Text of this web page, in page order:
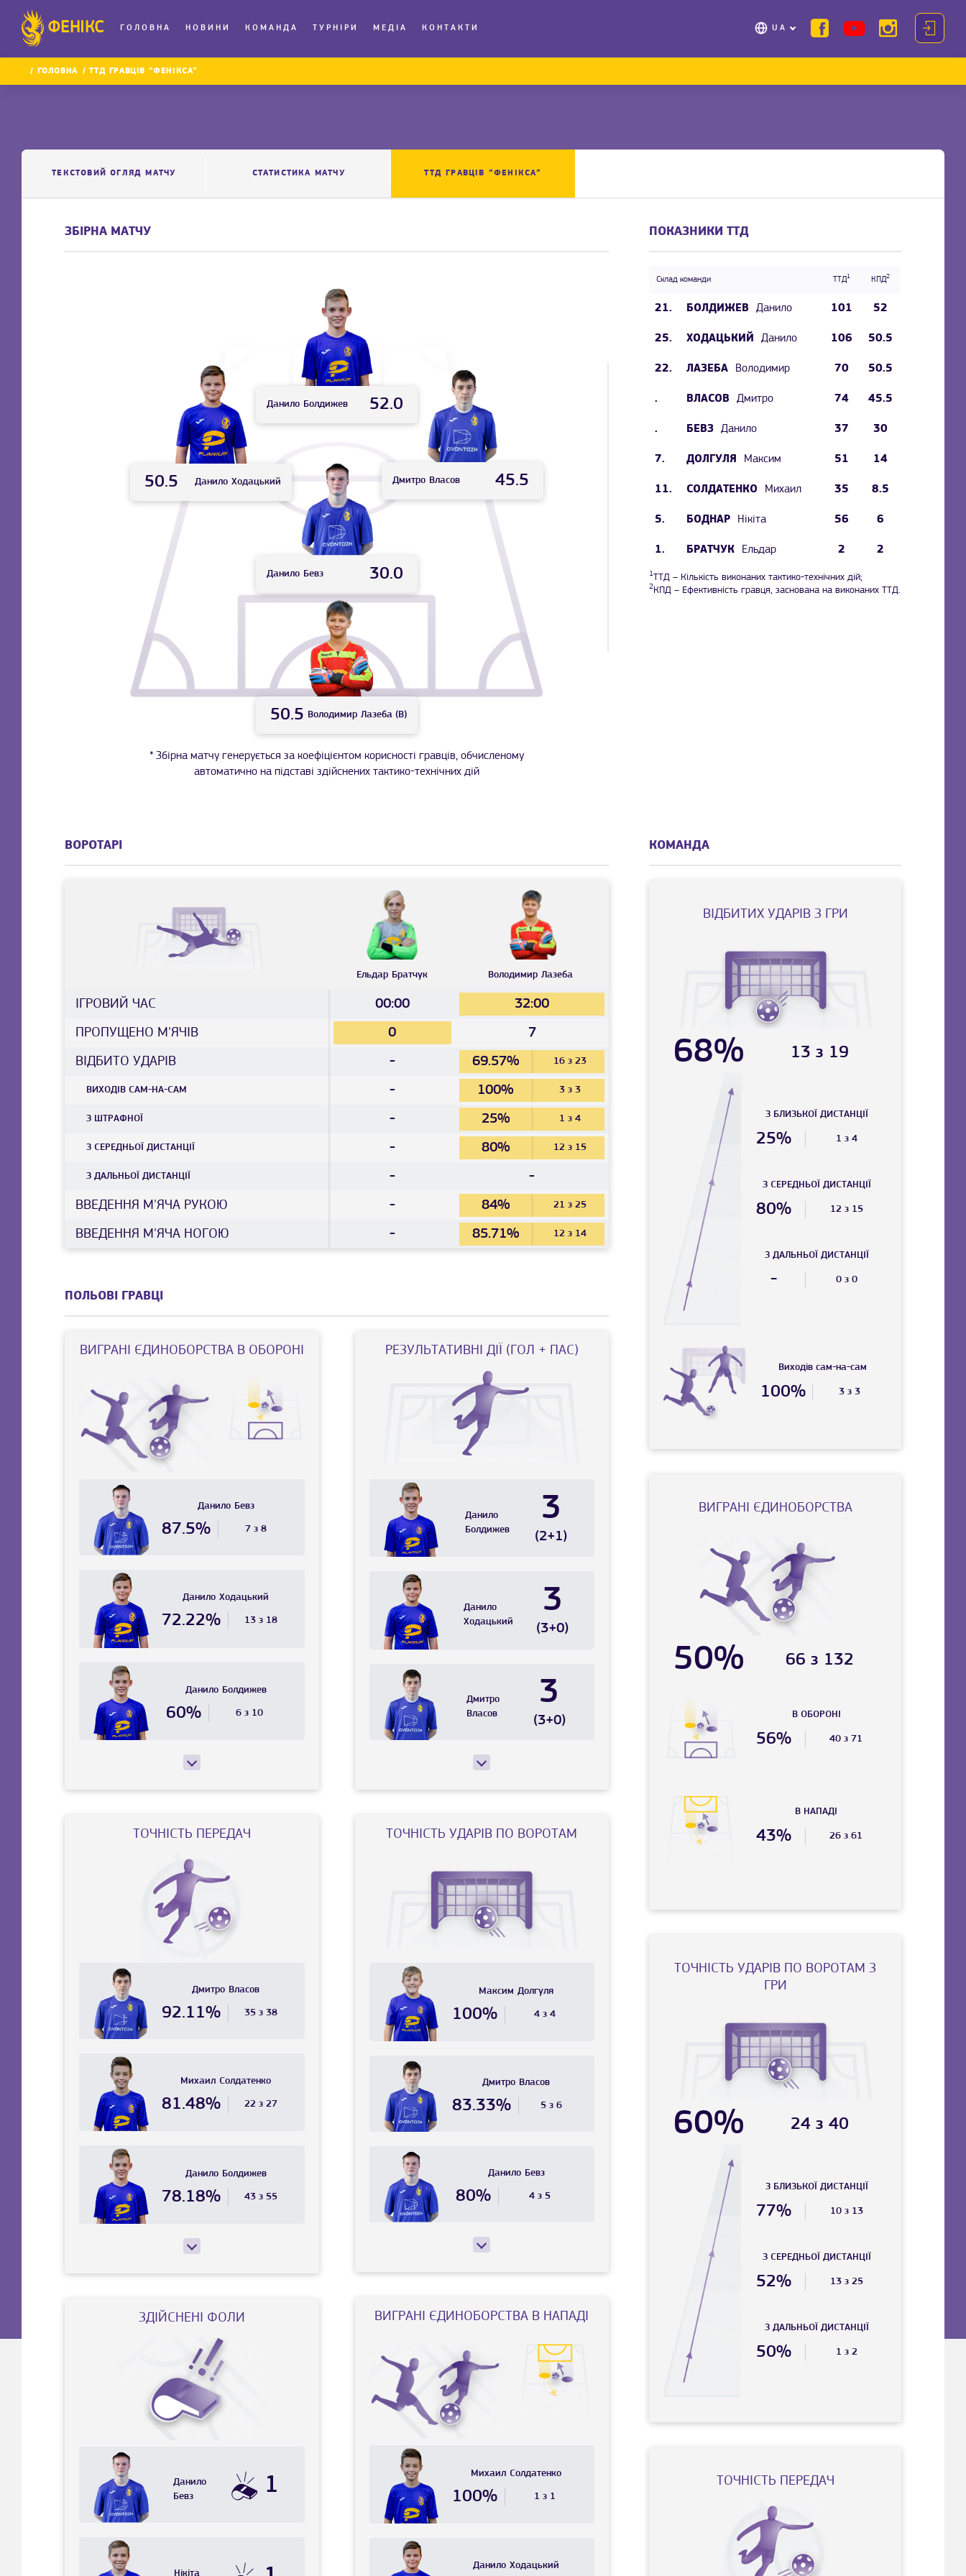
ФЕНІКС UA
ГОЛОВНА НОВИНИ КОМАНДА ТУРНІРИ МЕДІА КОНТАКТИ
ГОЛОВНА ТТД ГРАВЦІВ “ФЕНІКСА”
ТЕКСТОВИЙ ОГЛЯД МАТЧУ СТАТИСТИКА МАТЧУ ТТД ГРАВЦІВ “ФЕНІКСА”
ЗБІРНА МАТЧУ
Данило Болдижев 52.0
Данило Ходацький
50.5 Дмитро Власов 45.5
Данило Бевз 30.0
Володимир Лазеба (В)
50.5
* Збірна матчу генерується за коефіцієнтом корисності гравців, обчисленому
автоматично на підставі здійснених тактико-технічних дій
ПОКАЗНИКИ ТТД
Склад команди ТТД1 КПД2
21. БОЛДИЖЕВ Данило 101 52
25. ХОДАЦЬКИЙ Данило 106 50.5
22. ЛАЗЕБА Володимир 70 50.5
. ВЛАСОВ Дмитро 74 45.5
. БЕВЗ Данило 37 30
7. ДОЛГУЛЯ Максим 51 14
11. СОЛДАТЕНКО Михаил 35 8.5
5. БОДНАР Нікіта 56 6
1. БРАТЧУК Ельдар 2 2
1ТТД – Кількість виконаних тактико-технічних дій;
2КПД – Ефективність гравця, заснована на виконаних ТТД.
ВОРОТАРІ
Ельдар Братчук Володимир Лазеба
IГРОВИЙ ЧАС 00:00
32:00
ПРОПУЩЕНО М'ЯЧІВ
0
7
ВІДБИТО УДАРІВ
- 69.57% 16 з 23
ВИХОДІВ САМ-НА-САМ - 100% 3 з 3
З ШТРАФНОЇ - 25% 1 з 4
З СЕРЕДНЬОЇ ДИСТАНЦIЇ - 80% 12 з 15
З ДАЛЬНЬОЇ ДИСТАНЦIЇ -
-
ВВЕДЕННЯ М'ЯЧА РУКОЮ
- 84% 21 з 25
ВВЕДЕННЯ М'ЯЧА НОГОЮ - 85.71% 12 з 14
ПОЛЬОВІ ГРАВЦІ
ВИГРАНI ЄДИНОБОРСТВА В ОБОРОНІ
87.5% 7 з 8
Данило Бевз
72.22% 13 з 18
Данило Ходацький
60% 6 з 10
Данило Болдижев
ТОЧНIСТЬ ПЕРЕДАЧ
92.11% 35 з 38
Дмитро Власов
81.48% 22 з 27
Михаил Солдатенко
78.18% 43 з 55
Данило Болдижев
ЗДІЙСНЕНІ ФОЛИ
1
Данило
Бевз
Нікіта
РЕЗУЛЬТАТИВНІ ДІЇ (ГОЛ + ПАС)
3
(2+1)
Данило
Болдижев
3
(3+0)
Данило
Ходацький
3
(3+0)
Дмитро
Власов
ТОЧНIСТЬ УДАРIВ ПО ВОРОТАМ
100% 4 з 4
Максим Долгуля
83.33% 5 з 6
Дмитро Власов
80% 4 з 5
Данило Бевз
ВИГРАНI ЄДИНОБОРСТВА В НАПАДІ
100% 1 з 1
Михаил Солдатенко
Данило Ходацький
КОМАНДА
ВIДБИТИХ УДАРIВ З ГРИ
68% 13 з 19
З БЛИЗЬКОЇ ДИСТАНЦIЇ
25% 1 з 4
З СЕРЕДНЬОЇ ДИСТАНЦIЇ
80% 12 з 15
З ДАЛЬНЬОЇ ДИСТАНЦIЇ
- 0 з 0
Виходів сам-на-сам
100% 3 з 3
ВИГРАНI ЄДИНОБОРСТВА
50% 66 з 132
В ОБОРОНІ
56% 40 з 71
В НАПАДI
43% 26 з 61
ТОЧНIСТЬ УДАРIВ ПО ВОРОТАМ З
ГРИ
60% 24 з 40
З БЛИЗЬКОЇ ДИСТАНЦIЇ
77% 10 з 13
З СЕРЕДНЬОЇ ДИСТАНЦIЇ
52% 13 з 25
З ДАЛЬНЬОЇ ДИСТАНЦIЇ
50% 1 з 2
ТОЧНIСТЬ ПЕРЕДАЧ